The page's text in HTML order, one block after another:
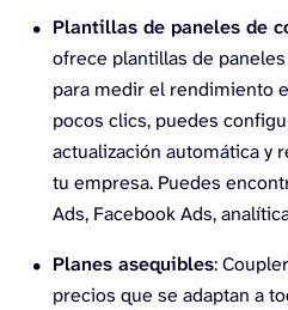
Plantillas de paneles de
ofrece plantillas de
para medir el rendimiento
pocos clics, puedes
actualización automática y
tu empresa. Puedes
Ads, Facebook Ads,
Planes asequibles:
precios que se adaptan a